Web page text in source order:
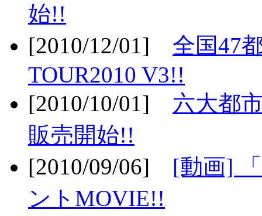
始!!
[2010/12/01] 全国47
TOUR2010 V3!!
[2010/10/01] 六大都
販売開始!!
[2010/09/06] [動画]
ントMOVIE!!